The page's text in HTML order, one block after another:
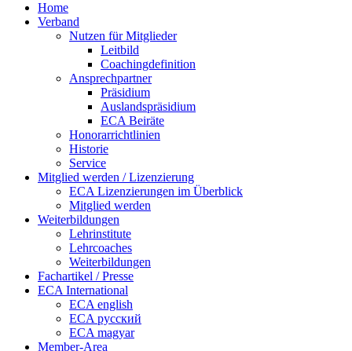
Home
Verband
Nutzen für Mitglieder
Leitbild
Coachingdefinition
Ansprechpartner
Präsidium
Auslandspräsidium
ECA Beiräte
Honorarrichtlinien
Historie
Service
Mitglied werden / Lizenzierung
ECA Lizenzierungen im Überblick
Mitglied werden
Weiterbildungen
Lehrinstitute
Lehrcoaches
Weiterbildungen
Fachartikel / Presse
ECA International
ECA english
ECA русский
ECA magyar
Member-Area